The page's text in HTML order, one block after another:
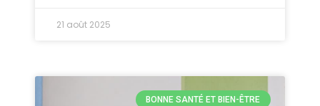
21 août 2025
BONNE SANTÉ ET BIEN-ÊTRE